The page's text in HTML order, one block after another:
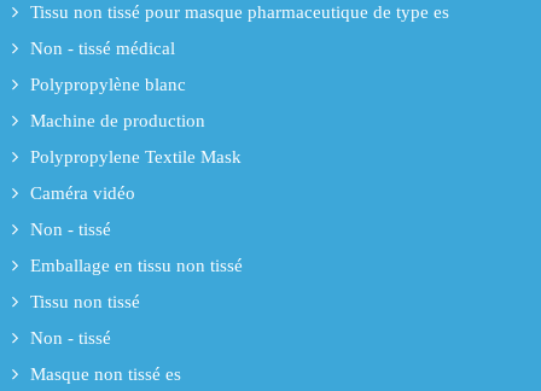
Tissu non tissé pour masque pharmaceutique de type es
Non - tissé médical
Polypropylène blanc
Machine de production
Polypropylene Textile Mask
Caméra vidéo
Non - tissé
Emballage en tissu non tissé
Tissu non tissé
Non - tissé
Masque non tissé es